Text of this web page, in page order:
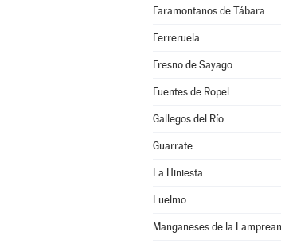
Faramontanos de Tábara
Ferreruela
Fresno de Sayago
Fuentes de Ropel
Gallegos del Río
Guarrate
La Hiniesta
Luelmo
Manganeses de la